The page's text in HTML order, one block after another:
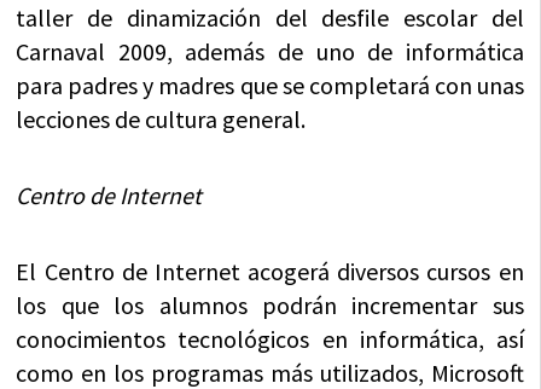
taller de dinamización del desfile escolar del
Carnaval 2009, además de uno de informática
para padres y madres que se completará con unas
lecciones de cultura general.
Centro de Internet
El Centro de Internet acogerá diversos cursos en
los que los alumnos podrán incrementar sus
conocimientos tecnológicos en informática, así
como en los programas más utilizados, Microsoft